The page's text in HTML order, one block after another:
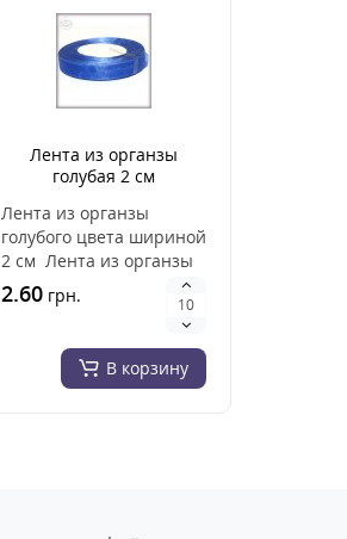
Лента из органзы
голубая 2 см
Лента из органзы
голубого цвета шириной
2 см Лента из органзы
изготовлена из
высококачествен..
2.60 грн.
В корзину